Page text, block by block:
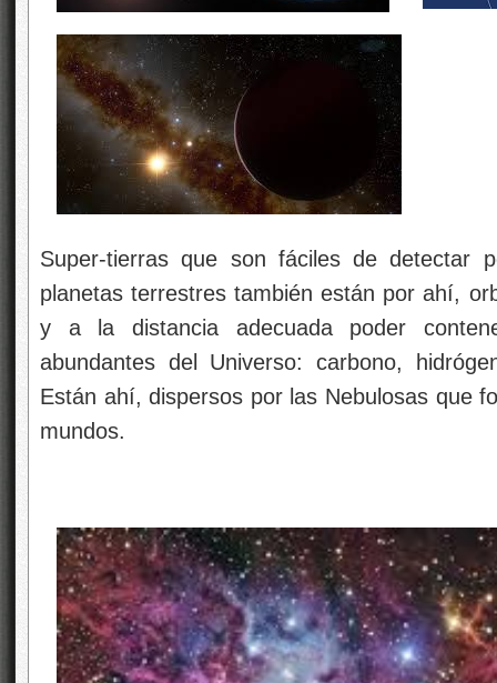
Super-tierras que son fáciles de detectar
planetas terrestres también están por ahí,
y a la distancia adecuada poder
abundantes del Universo: carbono,
Están ahí, dispersos por las Nebulosas que
mundos.